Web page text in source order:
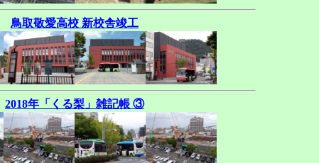
鳥取敬愛高校 新校舎竣工
2018年「くる梨」雑記帳 ③